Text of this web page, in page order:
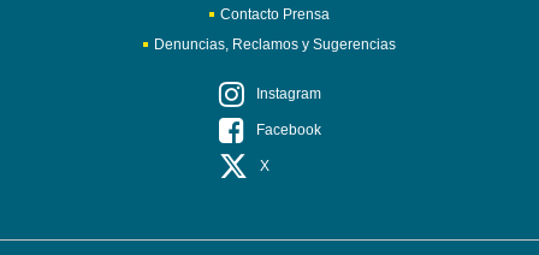
Contacto Prensa
Denuncias, Reclamos y Sugerencias
Instagram
Facebook
X